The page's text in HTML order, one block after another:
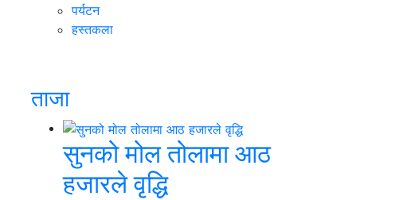
पर्यटन
हस्तकला
ताजा
सुनको मोल तोलामा आठ
हजारले वृद्धि